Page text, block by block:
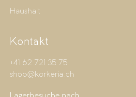
Haushalt
Kontakt
+41 62 721 35 75
shop@korkeria.ch